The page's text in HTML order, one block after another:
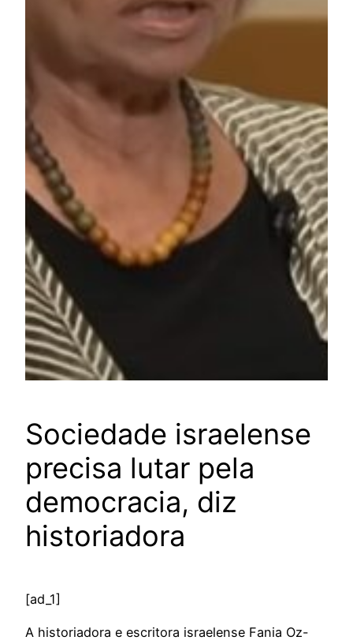
Sociedade israelense
precisa lutar pela
democracia, diz
historiadora
[ad_1]
A historiadora e escritora israelense Fania Oz-